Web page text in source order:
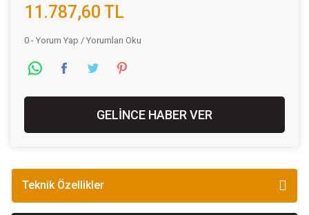
11.787,60 TL
0 - Yorum Yap / Yorumları Oku
GELİNCE HABER VER
Teknik Özellikler